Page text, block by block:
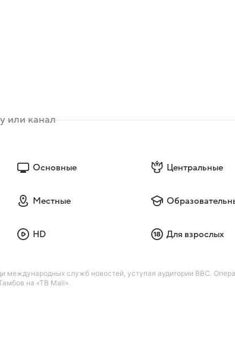
Основные Центральные
Местные
HD Для взрослых
служб новостей, уступая аудитории BBC.
на «ТВ Mail».